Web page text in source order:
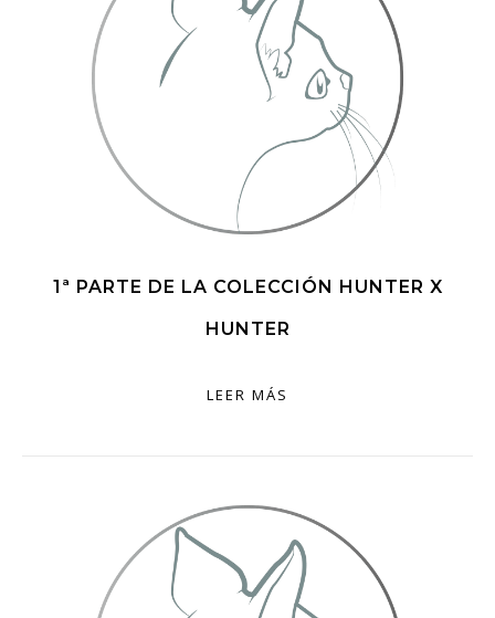
1ª PARTE DE LA COLECCIÓN HUNTER X
HUNTER
LEER MÁS